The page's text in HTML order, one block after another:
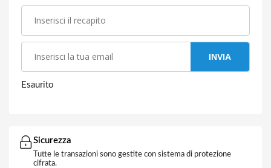
INVIA
Esaurito
Sicurezza
Tutte le transazioni sono gestite con sistema di protezione
cifrata.